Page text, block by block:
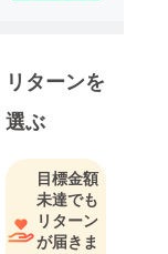
校
（Kumamoto
Prefectural
Ohzu High
School）
2010-2014
大阪産業大
リターンを
選ぶ
目標金額
未達でも
リターン
が届きま